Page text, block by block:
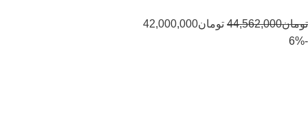
تومان44,562,000 تومان42,000,000
-6%